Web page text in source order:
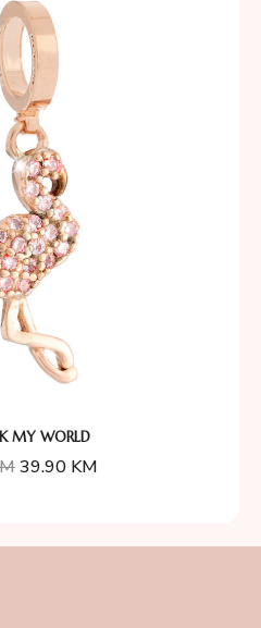
MY WORLD
39.90 KM